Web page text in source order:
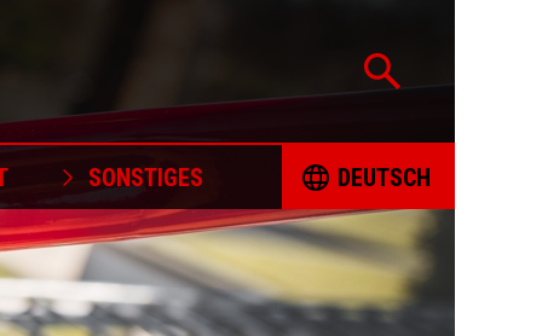
SONSTIGES
ZERTIFIZIERUNG
UNTERSTÜTZTE PROJEKTE
DEUTSCH
ČESKY
DEUTSCH